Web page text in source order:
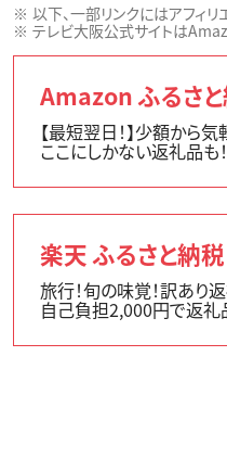
以下、一部リンクにはアフィリ
テレビ大阪公式サイトは
Amazon ふるさ
【最短翌日！】少額から
ここにしかない返礼品も！
楽天 ふるさと納税
旅行！旬の味覚！訳あり返
自己負担2,000円で返礼